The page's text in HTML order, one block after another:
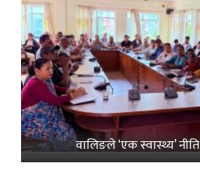
वालिङले ‘एक स्वास्थ्य’